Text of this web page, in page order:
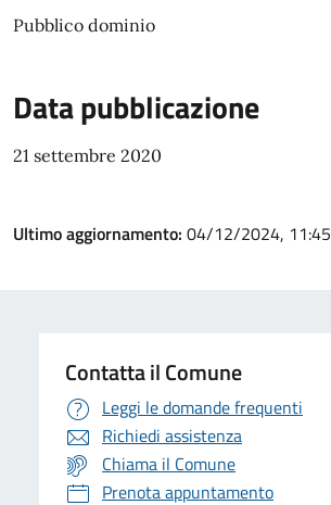
Pubblico dominio
Data pubblicazione
21 settembre 2020
Ultimo aggiornamento: 04/12/2024, 11:45
Contatta il Comune
Leggi le domande frequenti
Richiedi assistenza
Chiama il Comune
Prenota appuntamento